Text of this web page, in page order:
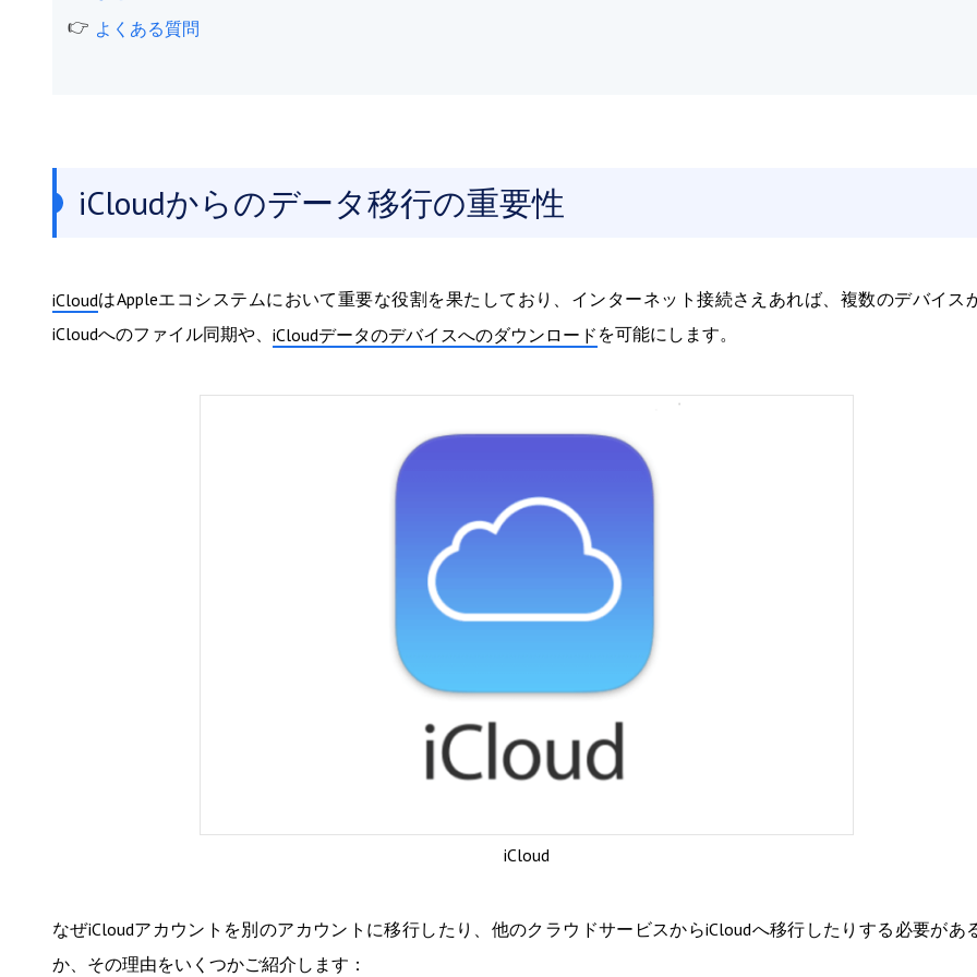
よくある質問
iCloudからのデータ移行の重要性
iCloudはAppleエコシステムにおいて重要な役割を果たしており、インターネット接続さえあれば、複数のデバイス
iCloudへのファイル同期や、 iCloudデータのデバイスへのダウンロード を可能にします。
iCloud
なぜiCloudアカウントを別のアカウントに移行したり、他のクラウドサービスからiCloudへ移行したりする必要があ
か、その理由をいくつかご紹介します：